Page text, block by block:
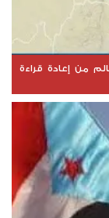
من إعادة قراءة